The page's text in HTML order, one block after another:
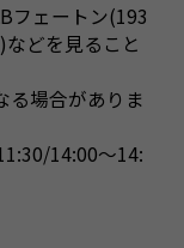
フェートン(193
どを見ること
場合がありま
14:00～14: